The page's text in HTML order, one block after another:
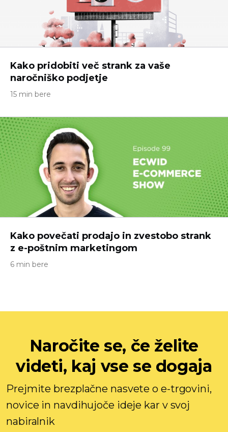
Kako pridobiti več strank za vaše
naročniško podjetje
15 min bere
Kako povečati prodajo in zvestobo strank
z e-poštnim marketingom
6 min bere
Naročite se, če želite
videti, kaj vse se dogaja
Prejmite brezplačne nasvete o e-trgovini,
novice in navdihujoče ideje kar v svoj
nabiralnik